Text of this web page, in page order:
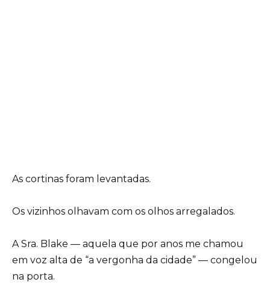
As cortinas foram levantadas.
Os vizinhos olhavam com os olhos arregalados.
A Sra. Blake — aquela que por anos me chamou
em voz alta de “a vergonha da cidade” — congelou
na porta.